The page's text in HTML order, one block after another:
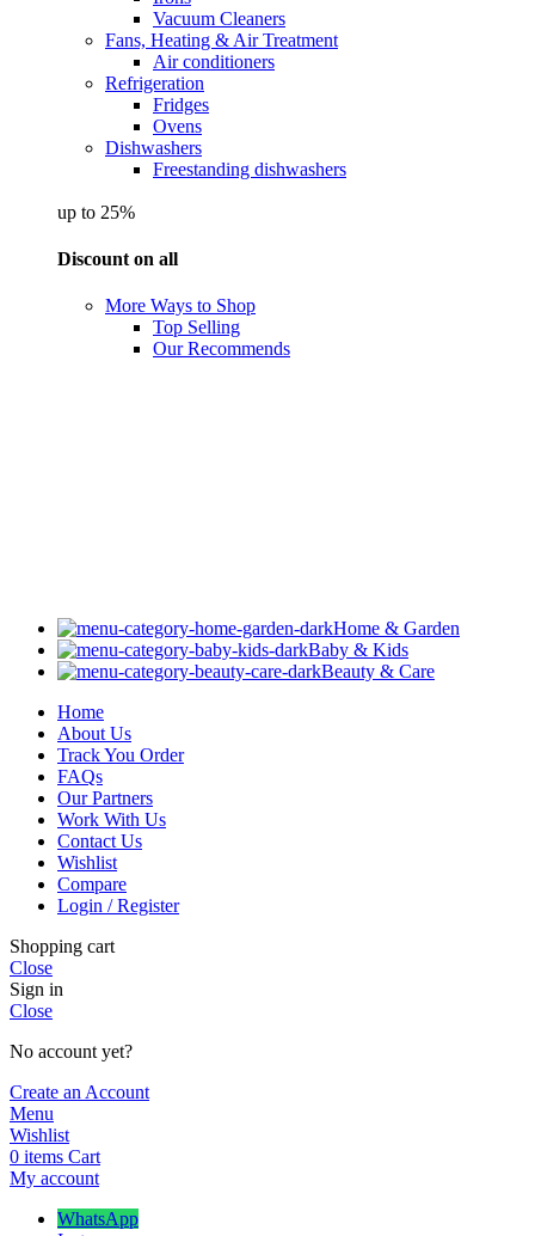
Vacuum Cleaners
Fans, Heating & Air Treatment
Air conditioners
Refrigeration
Fridges
Ovens
Dishwashers
Freestanding dishwashers
up to 25%
Discount on all
More Ways to Shop
Top Selling
Our Recommends
Home & Garden
Baby & Kids
Beauty & Care
Home
About Us
Track You Order
FAQs
Our Partners
Work With Us
Contact Us
Wishlist
Compare
Login / Register
Shopping cart
Close
Sign in
Close
No account yet?
Create an Account
Menu
Wishlist
0 items Cart
My account
WhatsApp